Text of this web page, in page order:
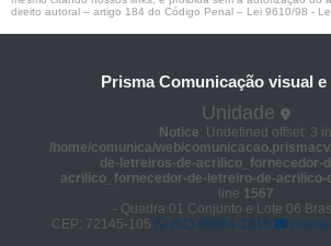
direito autoral – artigo 184 do Código Penal – Lei 9610/98 -
Prisma Comunicação visual e
Unidade
Notice: Undefined offset: 3 in
/home/comunica/web/
de-letreiros-de-acrilico_fornecedor-
acrilico_fornecedor-de-letreiro-de-acrilico-
line 1567
- Quadra 01 Conjunto e Lote 06
CEP: 72145-105
(61) 98664-2818